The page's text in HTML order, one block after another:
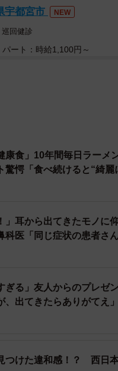
食べ方”にあり
を教えてください。
られますか？
以上、女性、非飲酒者、
、ラーメンそのものが
（大盛やライスを付けが
プを半分以上飲むこと
と考えています。
でしょうか？脂質や炭水
ーのとりすぎも問題だと
宇都宮市 NEW
回健診
パート：時給1,100円～
康食」10年間毎日ラー
愕「食べ続けると“綺麗
」耳から出てきたモノ
医「同じ症状の患者さん
ぎる」友人からのプレ
出てきたらありがてえ」
つけた違和感！？ 西日